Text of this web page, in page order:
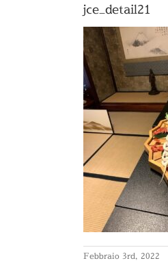
jce_detail21
Febbraio 3rd, 2022